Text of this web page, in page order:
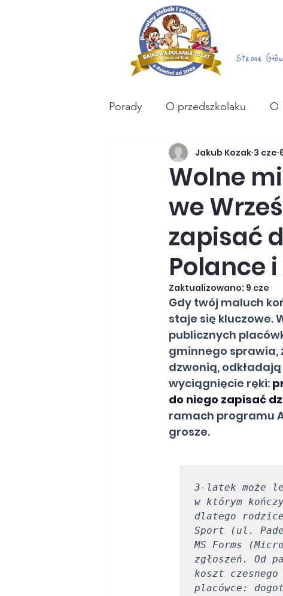
Strona
Porady O przedszkolaku O
biznesowo poród+
Wolne
we
zapisać
Polance
Jakub Kozak 3 cze
Zaktualizowano: 9 cze
Gdy twój maluch
staje się kluczowe.
publicznych
gminnego sprawia,
dzwonią,
wyciągnięcie ręki:
do niego zapisać
ramach programu
grosze.
3-latek może
w którym
dlatego
Sport (ul.
MS Forms
zgłoszeń. Od
koszt
placówce: